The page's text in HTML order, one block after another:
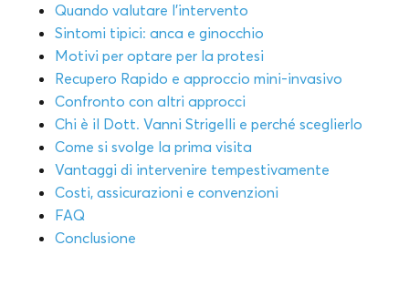
Quando valutare l’intervento
Sintomi tipici: anca e ginocchio
Motivi per optare per la protesi
Recupero Rapido e approccio mini-invasivo
Confronto con altri approcci
Chi è il Dott. Vanni Strigelli e perché sceglierlo
Come si svolge la prima visita
Vantaggi di intervenire tempestivamente
Costi, assicurazioni e convenzioni
FAQ
Conclusione